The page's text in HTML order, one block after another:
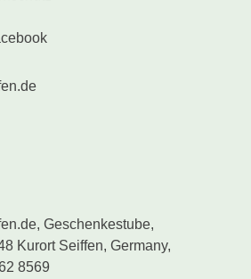
Geschenkestube,
Kurort Seiffen, Germany,
8569